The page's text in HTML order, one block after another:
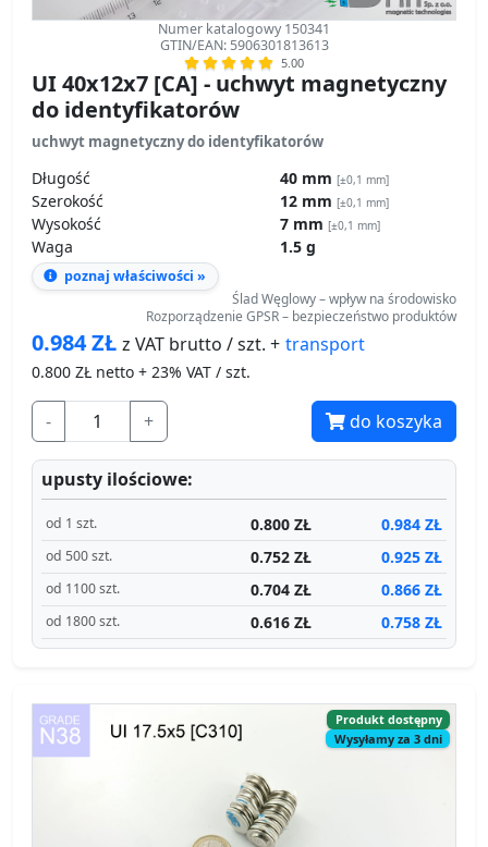
Numer katalogowy 150341
GTIN/EAN: 5906301813613
5.00
UI 40x12x7 [CA] - uchwyt magnetyczny
do identyfikatorów
uchwyt magnetyczny do identyfikatorów
Długość 40 mm [±0,1 mm]
Szerokość 12 mm [±0,1 mm]
Wysokość 7 mm [±0,1 mm]
Waga 1.5 g
poznaj właściwości »
Ślad Węglowy – wpływ na środowisko
Rozporządzenie GPSR – bezpieczeństwo produktów
0.984ZŁ z VAT brutto / szt. + transport
0.800 ZŁ netto + 23% VAT / szt.
- + do koszyka
upusty ilościowe:
od 1 szt. 0.800 ZŁ 0.984 ZŁ
od 500 szt. 0.752 ZŁ 0.925 ZŁ
od 1100 szt. 0.704 ZŁ 0.866 ZŁ
od 1800 szt. 0.616 ZŁ 0.758 ZŁ
Produkt dostępny
Wysyłamy za 3 dni